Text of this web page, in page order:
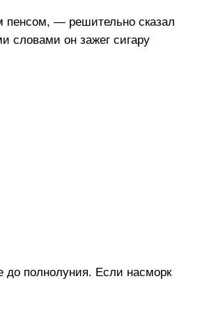
пенсом, — решительно сказал
словами он зажег сигару
до полнолуния. Если насморк